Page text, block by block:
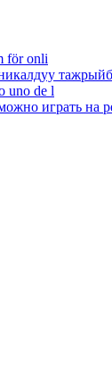
för onli
uno de l
играть на